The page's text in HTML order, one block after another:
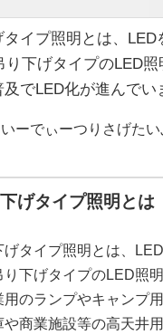
タイプ照明とは、
り下げタイプのLED
でLED化が進んでい
ーでぃーつりさげた
げタイプ照明とは
げタイプ照明とは、
り下げタイプのLED照
のランプやキャンプ
や商業施設等の高天井